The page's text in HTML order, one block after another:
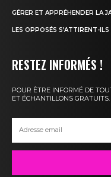
GÉRER ET APPRÉHENDER LA
LES OPPOSÉS S’ATTIRENT-
RESTEZ INFORMÉS !
POUR ÊTRE INFORMÉ DE
ET ÉCHANTILLONS GRATUITS.